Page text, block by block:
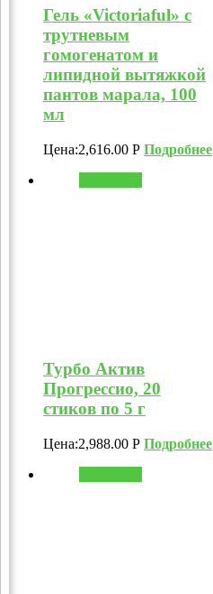
Гель «Victoriaful» с
трутневым
гомогенатом и
липидной вытяжкой
пантов марала, 100
мл
Цена:2,616.00 Р Подробнее
Турбо Актив
Прогрессио, 20
стиков по 5 г
Цена:2,988.00 Р Подробнее